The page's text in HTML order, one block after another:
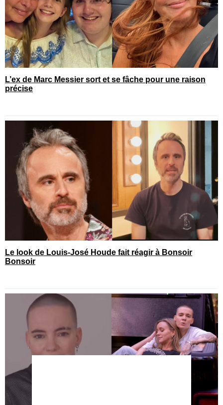
L’ex de Marc Messier sort et se fâche pour une raison
précise
Le look de Louis-José Houde fait réagir à Bonsoir
Bonsoir